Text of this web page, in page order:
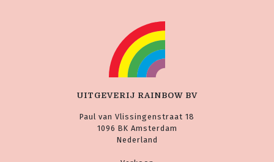
UITGEVERIJ RAINBOW BV
Paul van Vlissingenstraat 18
1096 BK Amsterdam
Nederland